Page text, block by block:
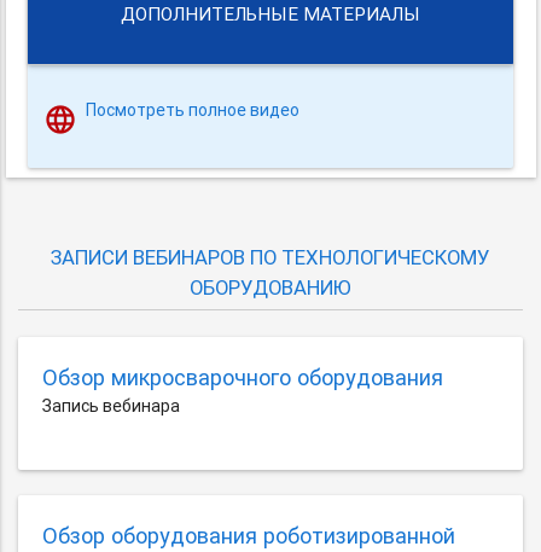
ДОПОЛНИТЕЛЬНЫЕ МАТЕРИАЛЫ
Посмотреть полное видео
ЗАПИСИ ВЕБИНАРОВ ПО ТЕХНОЛОГИЧЕСКОМУ
ОБОРУДОВАНИЮ
Обзор микросварочного оборудования
Запись вебинара
Обзор оборудования роботизированной